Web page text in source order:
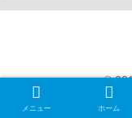
©
メニュー ホーム